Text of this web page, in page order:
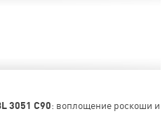
3051 C90: воплощение роскоши и